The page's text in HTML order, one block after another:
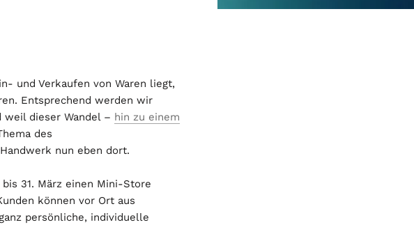
und Verkaufen von Waren liegt,
Entsprechend werden wir
weil dieser Wandel – hin zu einem
des
nun eben dort.
31. März einen Mini-Store
können vor Ort aus
persönliche, individuelle